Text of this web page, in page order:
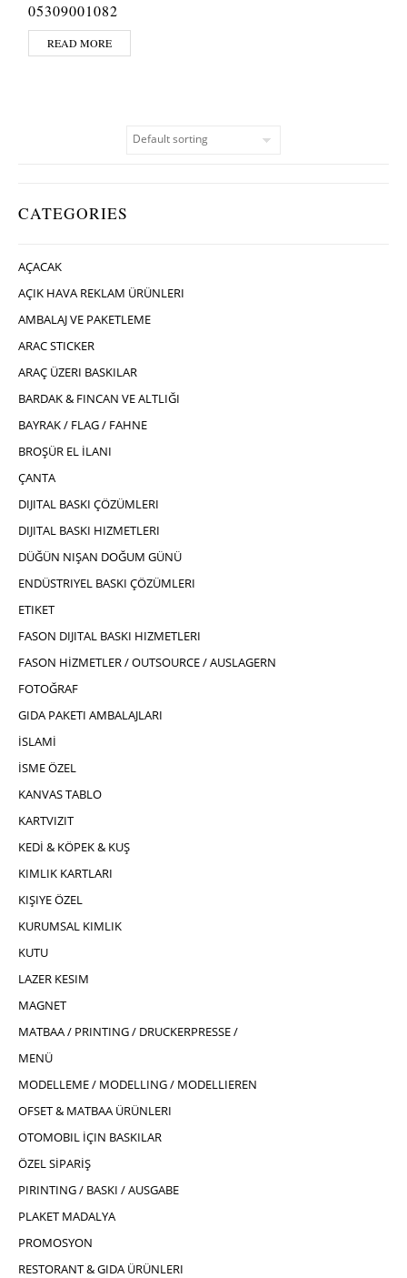
CATEGORIES
AÇACAK
AÇIK HAVA REKLAM ÜRÜNLERI
AMBALAJ VE PAKETLEME
ARAC STICKER
ARAÇ ÜZERI BASKILAR
BARDAK & FINCAN VE ALTLIĞI
BAYRAK / FLAG / FAHNE
BROŞÜR EL İLANI
ÇANTA
DIJITAL BASKI ÇÖZÜMLERI
DIJITAL BASKI HIZMETLERI
DÜĞÜN NIŞAN DOĞUM GÜNÜ
ENDÜSTRIYEL BASKI ÇÖZÜMLERI
ETIKET
FASON DIJITAL BASKI HIZMETLERI
FASON HİZMETLER / OUTSOURCE / AUSLAGERN
FOTOĞRAF
GIDA PAKETI AMBALAJLARI
İSLAMİ
İSME ÖZEL
KANVAS TABLO
KARTVIZIT
KEDİ & KÖPEK & KUŞ
KIMLIK KARTLARI
KIŞIYE ÖZEL
KURUMSAL KIMLIK
KUTU
LAZER KESIM
MAGNET
MATBAA / PRINTING / DRUCKERPRESSE /
MENÜ
MODELLEME / MODELLING / MODELLIEREN
OFSET & MATBAA ÜRÜNLERI
OTOMOBIL İÇIN BASKILAR
ÖZEL SİPARİŞ
PIRINTING / BASKI / AUSGABE
PLAKET MADALYA
PROMOSYON
RESTORANT & GIDA ÜRÜNLERI
05309001082
READ MORE